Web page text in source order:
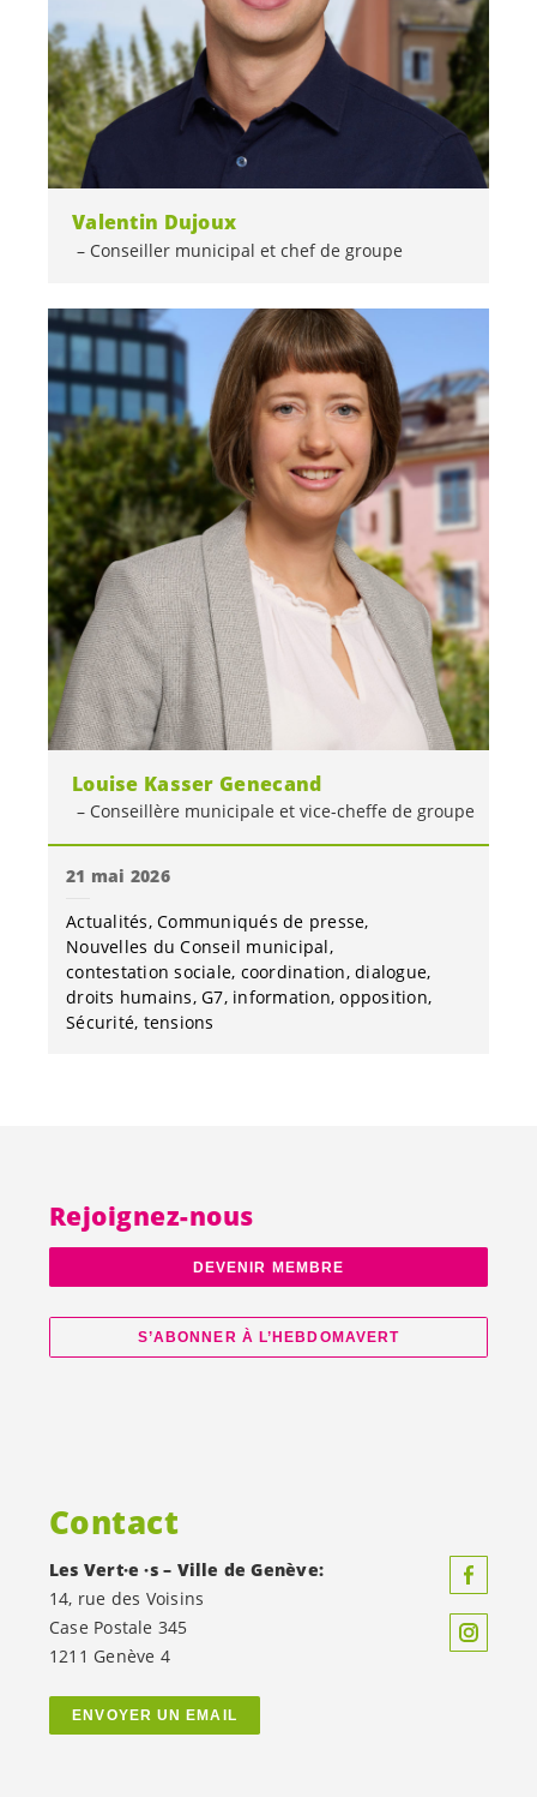
Valentin Dujoux
Conseiller municipal et chef de groupe
Louise Kasser Genecand
Conseillère municipale et vice-cheffe de groupe
21 mai 2026
Actualités Communiqués de presse
Nouvelles du Conseil municipal
contestation sociale coordination dialogue
droits humains G7 information opposition
Sécurité tensions
Rejoignez-nous
DEVENIR MEMBRE
S’ABONNER À L’HEBDOMAVERT
Contact
Les Vert·e ·s – Ville de Genève:
14, rue des Voisins
Case Postale 345
1211 Genève 4
ENVOYER UN EMAIL